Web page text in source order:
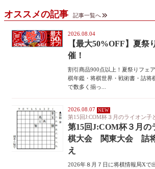
オススメの記事 記事一覧へ
2026.08.04
【最大50%OFF】夏祭
催！
割引商品900点以上！夏祭りフェ
棋年鑑・将棋世界・戦術書・詰将
で数多く揃っ...
2026.08.07
第15回J:COM杯３月のライオン子
第15回J:COM杯３月の
棋大会 関東大会 詰
え
2026年８月７日に将棋情報局Xで